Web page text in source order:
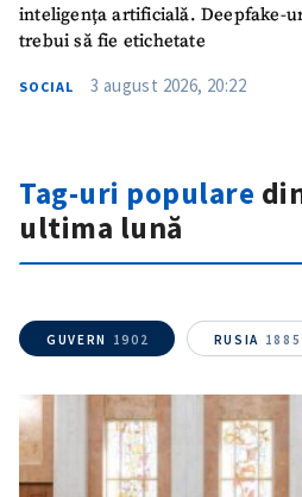
inteligența artificială. Deepfake-
trebui să fie etichetate
SOCIAL 3 august 2026, 20:22
Tag-uri populare
ultima lună
GUVERN 1902 RUSIA 1885